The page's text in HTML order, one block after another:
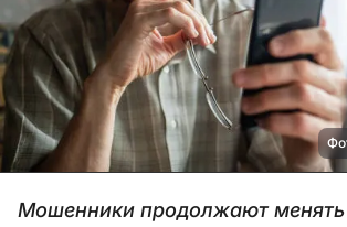
Мошенники продолжают